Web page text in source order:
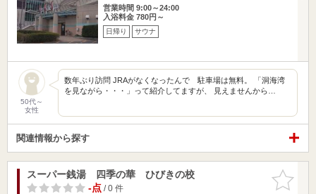
営業時間 9:00～24:00
入浴料金 780円～
日帰り サウナ
50代～
女性
数年ぶり訪問 JRAがなくなったんで 駐車場は無料。 「洞海湾
を見ながら・・・」って紹介してますが、 見えませんから…
関連情報から探す
お気に入
りに追加
スーパー銭湯 四季の華 ひびきの校
-点/ 0 件